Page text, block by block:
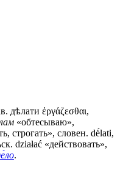
дѣлати ἐργάζεσθαι,
«обтесываю»,
строгать», словен. dė́lati,
działać «действовать»,
.